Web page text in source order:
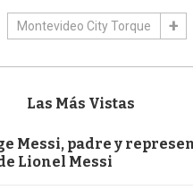
Montevideo City Torque
Las Más Vistas
Messi, padre y
Lionel Messi